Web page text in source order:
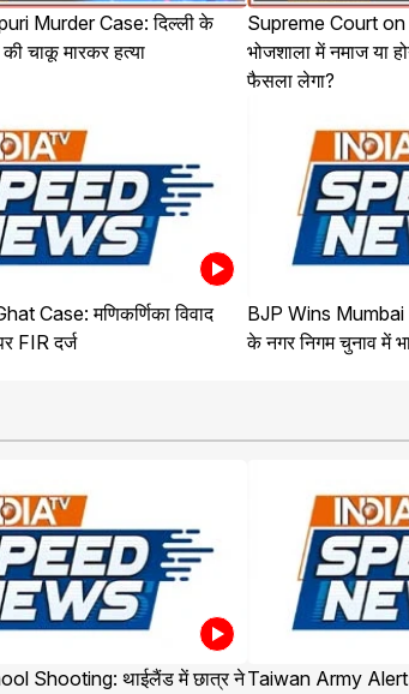
Murder Case: दिल्ली के
चाकू मारकर हत्या
Supreme Court
भोजशाला में नमाज या
फैसला लेगा?
Case: मणिकर्णिका विवाद
FIR दर्ज
BJP Wins Mumbai
के नगर निगम चुनाव में
Shooting: थाईलैंड में छात्र नेTaiwan Army